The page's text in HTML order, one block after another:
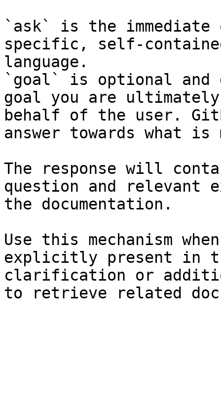
`ask` is the
specific, self-
language.
`goal` is optional and
goal you are
behalf of the user.
answer towards what
The response will
question and relevant
the documentation.
Use this mechanism
explicitly present in
clarification or